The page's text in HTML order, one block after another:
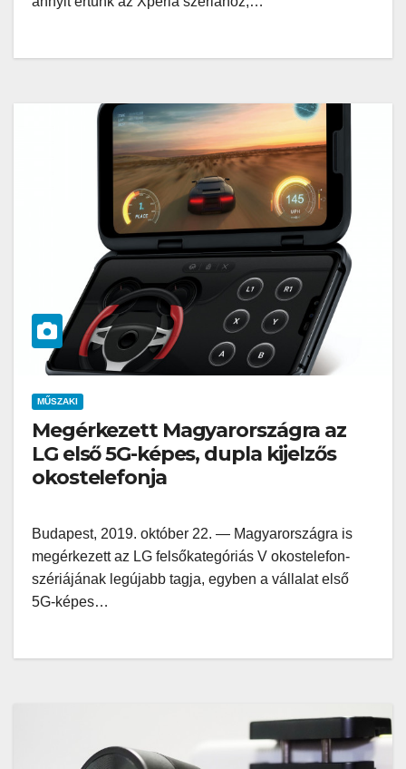
MŰSZAKI
Megérkezett Magyarországra az
LG első 5G-képes, dupla kijelzős
okostelefonja
Budapest, 2019. október 22. — Magyarországra is
megérkezett az LG felsőkategóriás V okostelefon-
szériájának legújabb tagja, egyben a vállalat első
5G-képes…